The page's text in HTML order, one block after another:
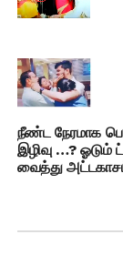
நீண்ட நேரமாக
இழிவு …? ஓடும்
வைத்து